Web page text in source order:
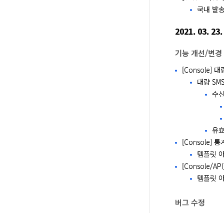
국내 발
2021. 03. 23.
기능 개선/변경
[Console] 대
대량
수
유
[Console] 통
템플릿
[Console/
템플릿
버그 수정